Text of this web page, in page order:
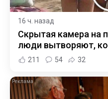
16 ч. назад
Скрытая камера на
люди вытворяют,
211 54 32